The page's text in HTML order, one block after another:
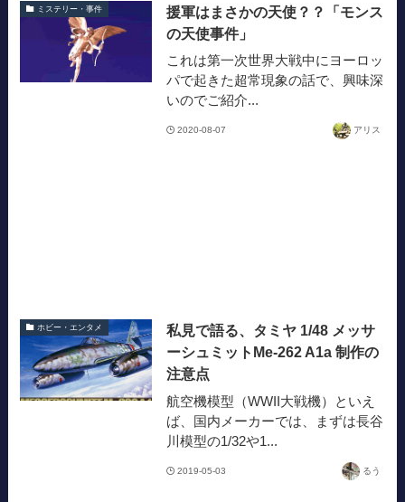
ミステリー・事件
援軍はまさかの天使？？「モンス
の天使事件」
これは第一次世界大戦中にヨーロッ
パで起きた超常現象の話で、興味深
いのでご紹介...
2020-08-07 アリス
ホビー・エンタメ
私見で語る、タミヤ 1/48 メッサ
ーシュミットMe-262 A1a 制作の
注意点
航空機模型（WWII大戦機）といえ
ば、国内メーカーでは、まずは長谷
川模型の1/32や1...
2019-05-03 るう